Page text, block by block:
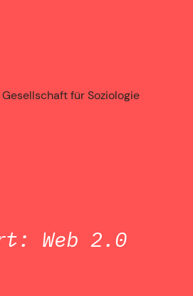
für Soziologie
Web 2.0